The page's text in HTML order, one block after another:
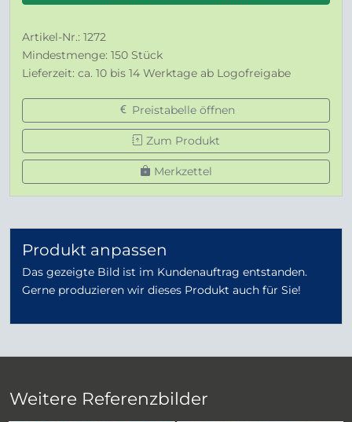
Artikel-Nr.: 1272
Mindestmenge: 150 Stück
Lieferzeit: ca. 10 bis 14 Werktage ab Logofreigabe
Preistabelle öffnen
Zum Produkt
Merkzettel
Produkt anpassen
Das gezeigte Bild ist im Kundenauftrag entstanden.
Gerne produzieren wir dieses Produkt auch für Sie!
Weitere Referenzbilder